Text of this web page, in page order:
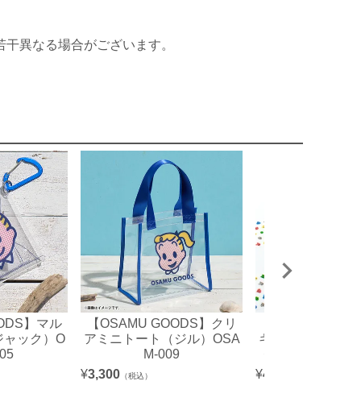
異なる場合がございます。
】マル
ック）O
【OSAMU GOODS】クリ
アミニトート（ジル）OSA
M-009
¥3,300 （税込）
キングテープ
¥484